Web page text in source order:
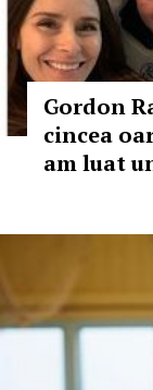
Gordon
cincea
am luat